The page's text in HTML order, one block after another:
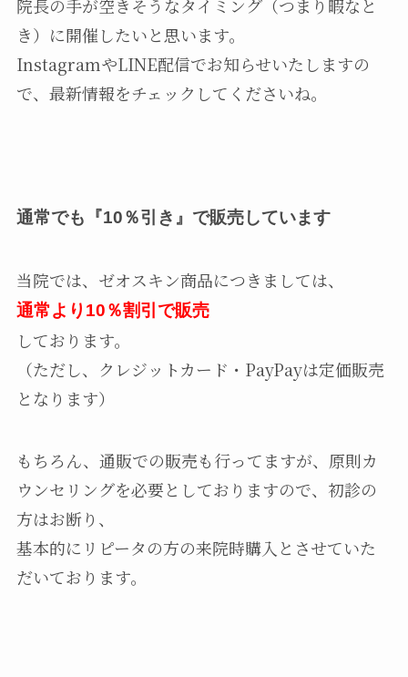
院長の手が空きそうなタイミング（つまり暇なと
き）に開催したいと思います。
InstagramやLINE配信でお知らせいたしますの
で、最新情報をチェックしてくださいね。
通常でも『10％引き』で販売しています
当院では、ゼオスキン商品につきましては、
通常より10％割引 で販売
しております。
（ただし、クレジットカード・PayPayは定価販売
となります）
もちろん、通販での販売も行ってますが、原則カ
ウンセリングを必要としておりますので、初診の
方はお断り、
基本的にリピータの方の来院時購入とさせていた
だいております。